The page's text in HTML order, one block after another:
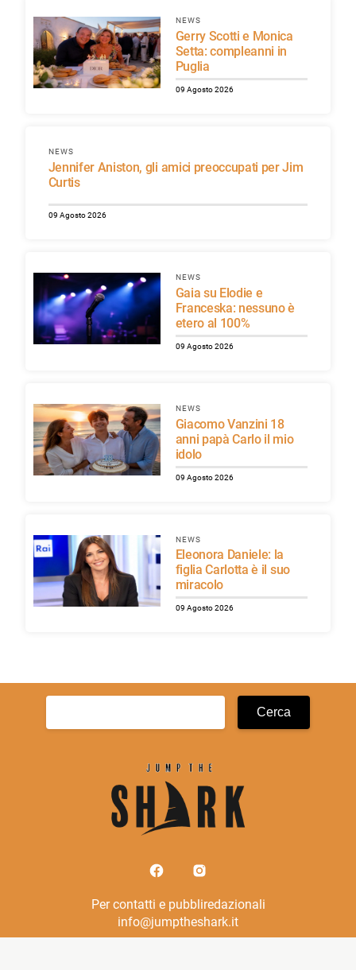
NEWS
Gerry Scotti e Monica
Setta: compleanni in
Puglia
09 Agosto 2026
NEWS
Jennifer Aniston, gli amici preoccupati per Jim
Curtis
09 Agosto 2026
NEWS
Gaia su Elodie e
Franceska: nessuno è
etero al 100%
09 Agosto 2026
NEWS
Giacomo Vanzini 18
anni papà Carlo il mio
idolo
09 Agosto 2026
NEWS
Eleonora Daniele: la
figlia Carlotta è il suo
miracolo
09 Agosto 2026
Per contatti e pubbliredazionali
info@jumptheshark.it